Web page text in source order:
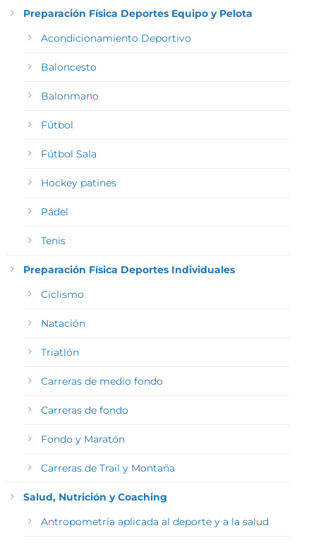
Preparación Física Deportes Equipo y Pelota
Acondicionamiento Deportivo
Baloncesto
Balonmano
Fútbol
Fútbol Sala
Hockey patines
Pádel
Tenis
Preparación Física Deportes Individuales
Ciclismo
Natación
Triatlón
Carreras de medio fondo
Carreras de fondo
Fondo y Maratón
Carreras de Trail y Montaña
Salud, Nutrición y Coaching
Antropometría aplicada al deporte y a la salud